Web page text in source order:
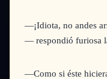
—¡Idiota, no andes
— respondió furiosa
—Como si éste